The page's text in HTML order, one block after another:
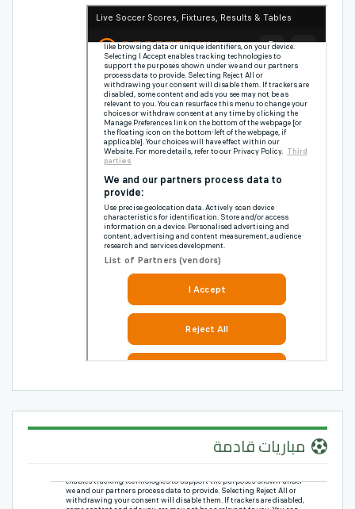
مباريات قادمة